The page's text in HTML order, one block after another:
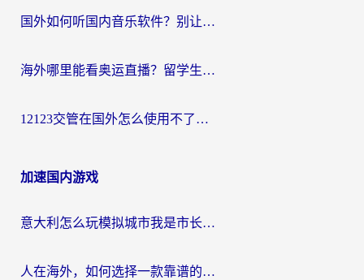
国外如何听国内音乐软件？别让地域限制，断了你的中文歌单
海外哪里能看奥运直播？留学生&海外华人必看的体育赛事观赛终极指南
12123交管在国外怎么使用不了？海外华人必看的无缝访问国内资源指南
加速国内游戏
意大利怎么玩模拟城市我是市长？海外党国服游戏加速终极攻略（附三国3量子特攻解决办法）
人在海外，如何选择一款靠谱的玩剑灵2加速器？